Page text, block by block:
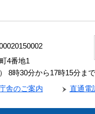
4番地1
8時30分から17時15分ま
舎のご案内 直通電